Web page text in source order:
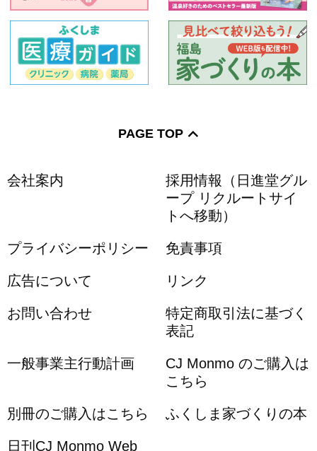
PAGE TOP
会社案内
採用情報（日進堂グル
ープ リクルートサイ
トへ移動）
プライバシーポリシー 免責事項
広告について リンク
お問い合わせ
特定商取引法に基づく
表記
一般事業主行動計画
CJ Monmo のご購入は
こちら
別冊のご購入はこちら ふくしま家づくりの本
日刊CJ Monmo Web